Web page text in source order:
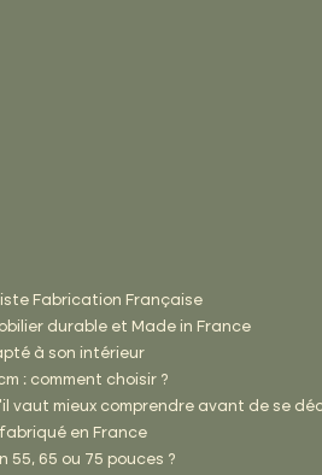
Fabrication Française
durable et Made in France
à son intérieur
: comment choisir ?
vaut mieux comprendre avant de se
en France
55, 65 ou 75 pouces ?